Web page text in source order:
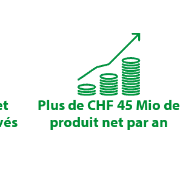
Plus de CHF 45 Mio de
produit net par an